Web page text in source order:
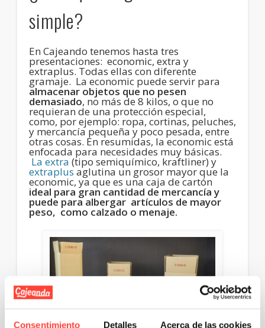
Consentimiento Detalles Acerca de las cookies
simple?
En Cajeando tenemos hasta tres
presentaciones: economic, extra y
extraplus. Todas ellas con diferente
gramaje. La economic puede servir para
almacenar objetos que no pesen
demasiado, no más de 8 kilos, o que no
requieran de una protección especial,
como, por ejemplo: ropa, cortinas, peluches,
y mercancía pequeña y poco pesada, entre
otras cosas. En resumidas, la economic está
enfocada para necesidades muy básicas.
La extra (tipo semiquímico, kraftliner) y
extraplusaglutina un grosor mayor que la
economic, ya que es una caja de cartón
ideal para gran cantidad de mercancía y
puede para albergar artículos de mayor
peso, como calzado o menaje.